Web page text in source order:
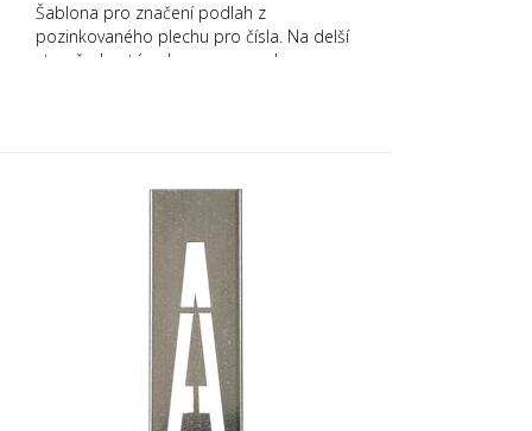
Šablona pro značení podlah z
pozinkovaného plechu pro čísla. Na delší
straně ohnutá nahoru pro snadnou